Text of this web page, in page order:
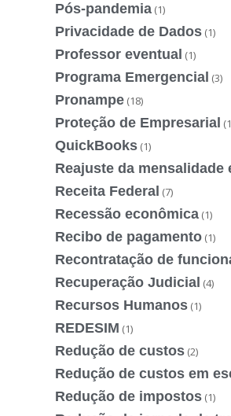
Pós-pandemia (1)
Privacidade de Dados (1)
Professor eventual (1)
Programa Emergencial (3)
Pronampe (18)
Proteção de Empresarial
QuickBooks (1)
Reajuste da mensalidade
Receita Federal (7)
Recessão econômica (1)
Recibo de pagamento (1)
Recontratação de
Recuperação Judicial (4)
Recursos Humanos (1)
REDESIM (1)
Redução de custos (2)
Redução de custos em
Redução de impostos (1)